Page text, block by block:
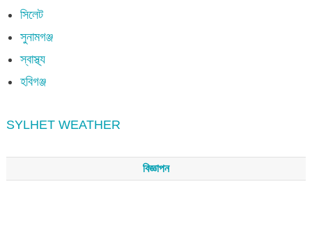
সিলেট
সুনামগঞ্জ
স্বাস্থ্য
হবিগঞ্জ
SYLHET WEATHER
বিজ্ঞাপন